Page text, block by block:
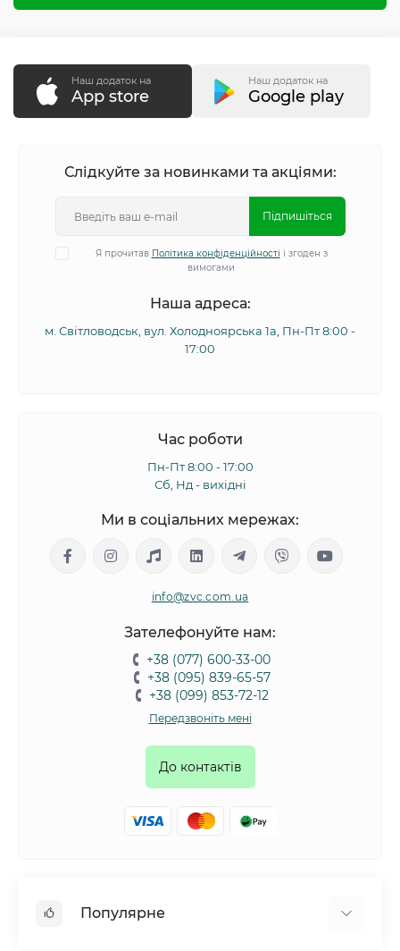
Наш додаток на
App store
Наш додаток на
Google play
Слідкуйте за новинками та акціями:
Підпишіться
Я прочитав Політика конфіденційності і згоден з
вимогами
Наша адреса:
м. Світловодськ, вул. Холодноярська 1а, Пн-Пт 8:00 -
17:00
Час роботи
Пн-Пт 8:00 - 17:00
Сб, Нд - вихідні
Ми в соціальних мережах:
info@zvc.com.ua
Зателефонуйте нам:
+38 (077) 600-33-00
+38 (095) 839-65-57
+38 (099) 853-72-12
Передзвоніть мені
До контактів
Популярне